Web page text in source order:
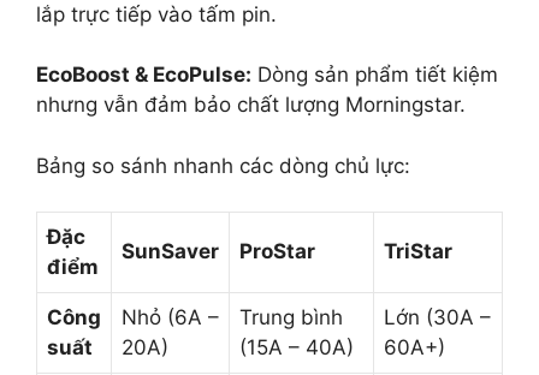
lắp trực tiếp vào tấm pin.
EcoBoost & EcoPulse: Dòng sản phẩm tiết kiệm
nhưng vẫn đảm bảo chất lượng Morningstar.
Bảng so sánh nhanh các dòng chủ lực:
Đặc
điểm
SunSaver ProStar TriStar
Công
suất
Nhỏ (6A –
20A)
Trung bình
(15A – 40A)
Lớn (30A –
60A+)